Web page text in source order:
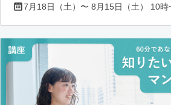
7月18日（土）〜 8月15日（土） 10時